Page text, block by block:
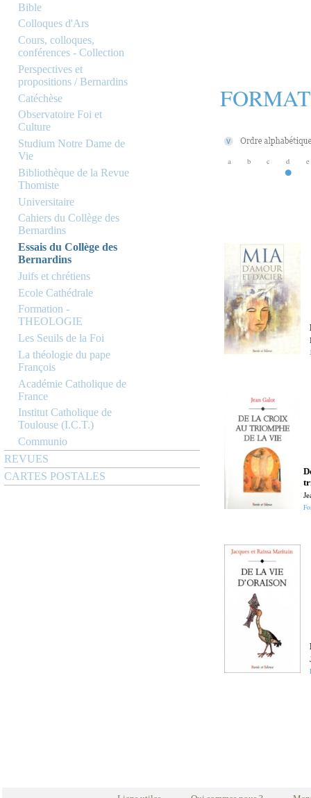
Bible
Colloques d'Ars
Cours, colloques,
conférences - Collection
Perspectives et
propositions / Bernardins
Catéchèse
Observatoire Foi et
Culture
Studium Notre Dame de
Vie
Bibliothèque de la Revue
Thomiste
Universitaire
Cahiers du Collège des
Bernardins
Essais du Collège des
Bernardins
Juifs et chrétiens
Ecole Cathédrale
Formation -
THEOLOGIE
Les Seuils de la Foi
La théologie du pape
François
Académie Catholique de
France
Institut Catholique de
Toulouse (I.C.T.)
Communio
REVUES
CARTES POSTALES
a b c d e